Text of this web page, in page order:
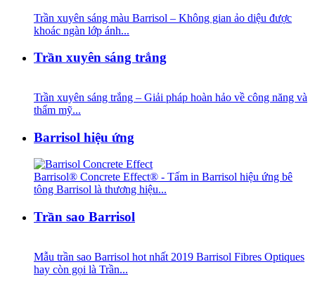
Trần xuyên sáng màu Barrisol – Không gian ảo diệu được
khoác ngàn lớp ánh...
Trần xuyên sáng trắng
Trần xuyên sáng trắng – Giải pháp hoàn hảo về công năng và
thẩm mỹ...
Barrisol hiệu ứng
Barrisol® Concrete Effect® - Tấm in Barrisol hiệu ứng bê
tông Barrisol là thương hiệu...
Trần sao Barrisol
Mẫu trần sao Barrisol hot nhất 2019 Barrisol Fibres Optiques
hay còn gọi là Trần...